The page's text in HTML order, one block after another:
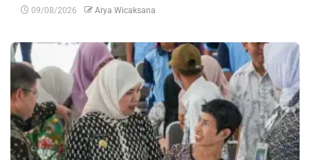
09/08/2026 Arya Wicaksana